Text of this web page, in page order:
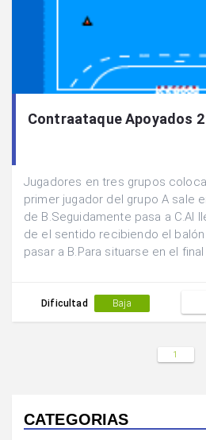
Contraataque Apoyados 2
Jugadores en tres grupos
primer jugador del grupo A sale
de B.Seguidamente pasa a C.Al
de el sentido recibiendo el balón
pasar a B.Para situarse en el
Dificultad Baja
1
CATEGORIAS